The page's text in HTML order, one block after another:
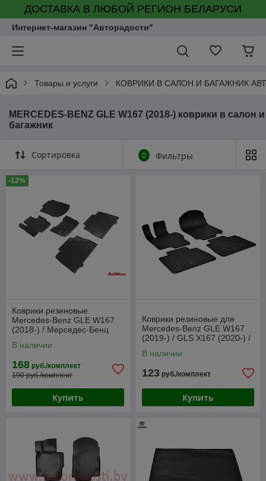
ДОСТАВКА В ЛЮБОЙ РЕГИОН БЕЛАРУСИ
Интернет-магазин "Авторадости"
Товары и услуги КОВРИКИ В САЛОН И БАГАЖНИК
MERCEDES-BENZ GLE W167 (2018-) коврики в салон и
багажник
Сортировка 0 Фильтры
-12%
Коврики резиновые
Mercedes-Benz GLE W167
(2018-) / Мерседес-Бенц
В наличии
168 руб./комплект
190 руб./комплект
Купить
Коврики резиновые для
Mercedes-Benz GLE W167
(2019-) / GLS X167 (2020-) /
В наличии
123 руб./комплект
Купить